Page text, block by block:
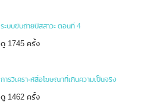
ระบบขับถ่ายปัสสาวะ ตอนที่ 4
ดู 1745 ครั้ง
การวิเคราะห์สื่อโฆษณาที่เกินความเป็นจริง
ดู 1462 ครั้ง